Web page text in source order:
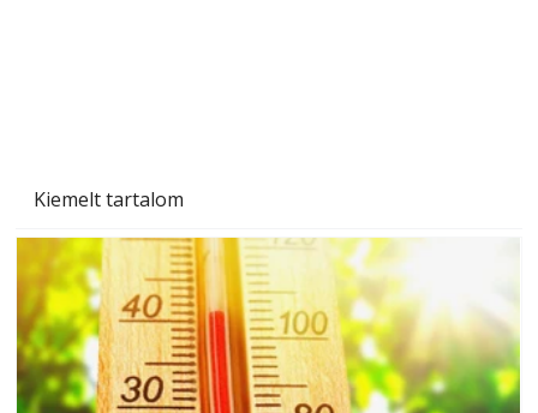
Kiemelt tartalom